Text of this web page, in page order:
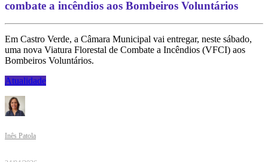
combate a incêndios aos Bombeiros Voluntários
Em Castro Verde, a Câmara Municipal vai entregar, neste sábado,
uma nova Viatura Florestal de Combate a Incêndios (VFCI) aos
Bombeiros Voluntários.
Atualidade
Inês Patola